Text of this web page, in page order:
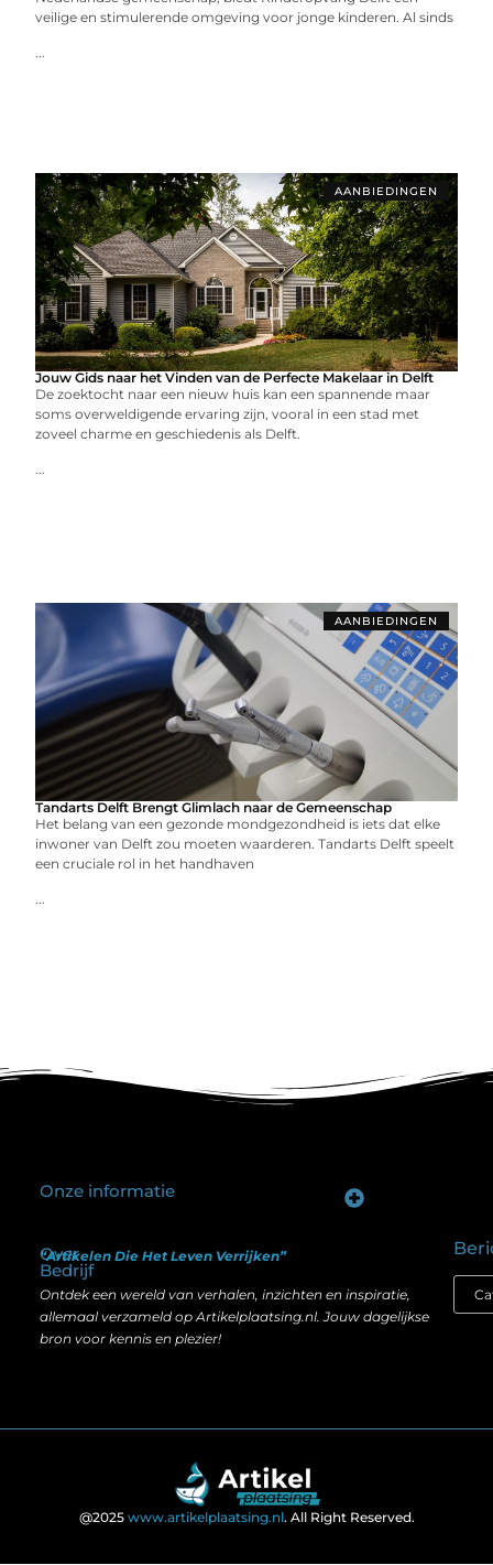
veilige en stimulerende omgeving voor jonge kinderen. Al sinds
...
AANBIEDINGEN
Jouw Gids naar het Vinden van de Perfecte Makelaar in Delft
De zoektocht naar een nieuw huis kan een spannende maar
soms overweldigende ervaring zijn, vooral in een stad met
zoveel charme en geschiedenis als Delft.
...
AANBIEDINGEN
Tandarts Delft Brengt Glimlach naar de Gemeenschap
Het belang van een gezonde mondgezondheid is iets dat elke
inwoner van Delft zou moeten waarderen. Tandarts Delft speelt
een cruciale rol in het handhaven
...
Over
Bedrijf
“Artikelen Die Het Leven Verrijken”
Ontdek een wereld van verhalen, inzichten en inspiratie,
allemaal verzameld op Artikelplaatsing.nl. Jouw dagelijkse
bron voor kennis en plezier!
Onze informatie
@2025 www.artikelplaatsing.nl. All Right Reserved.